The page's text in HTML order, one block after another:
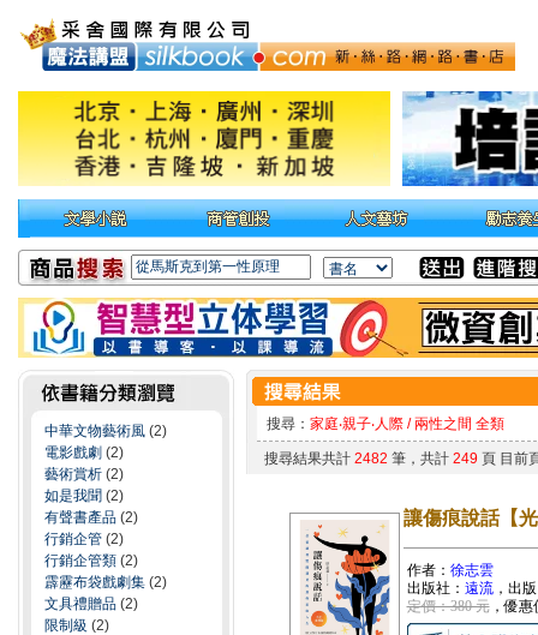
中華文物藝術風 (2)
電影戲劇 (2)
藝術賞析 (2)
如是我聞 (2)
有聲書產品 (2)
行銷企管 (2)
行銷企管類 (2)
霹靂布袋戲劇集 (2)
文具禮贈品 (2)
限制級 (2)
搜尋： 家庭‧親子‧人際 / 兩性之間 全類
搜尋結果共計 2482 筆，共計 249 頁 目前
讓傷痕說話【
作者： 徐志雲
出版社： 遠流，出
定價：380 元，優惠